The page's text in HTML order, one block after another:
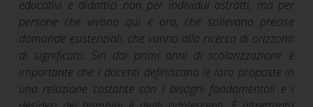
educativi e didattici non per individui astratti, ma per
persone che vivono qui e ora, che sollevano precise
domande esistenziali, che vanno alla ricerca di orizzonti
di significato. Sin dai primi anni di scolarizzazione è
importante che i docenti definiscano le loro proposte in
una relazione costante con i bisogni fondamentali e i